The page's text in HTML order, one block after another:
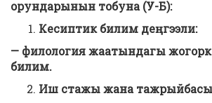
орундарынын тобуна(У-Б):
Кесиптик билим деңгээли:
— филология жаатындагы
билим.
Иш стажы жана